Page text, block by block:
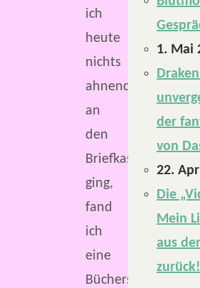
ich
heute
nichts
ahnend
an
den
Briefkasten
ging,
fand
ich
eine
Büchersendung
1. Mai
der
von
22.
Die
Mein
aus
zurück!